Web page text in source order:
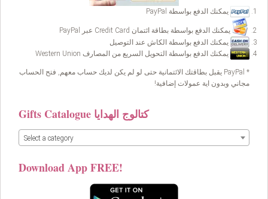
يمكنك الدفع بواسطة PayPal
يمكنك الدفع بواسطة بطاقة ائتمان Credit Card عبر PayPal
يمكنك الدفع بواسطة الكاش عند التوصيل
يمكنك الدفع بواسطة التحويل السريع من المصارف Western Union
* PayPal يقبل بطاقتك الائتمانية حتى لو لم يكن لديك حساب معهم, فتح الحساب
مجاني وبدون اية عمولات إضافية!
Gifts Catalogue كتالوج الهدايا
Select a category
Download App FREE!